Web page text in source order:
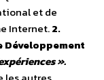
et de
Internet.2.
Développement
».